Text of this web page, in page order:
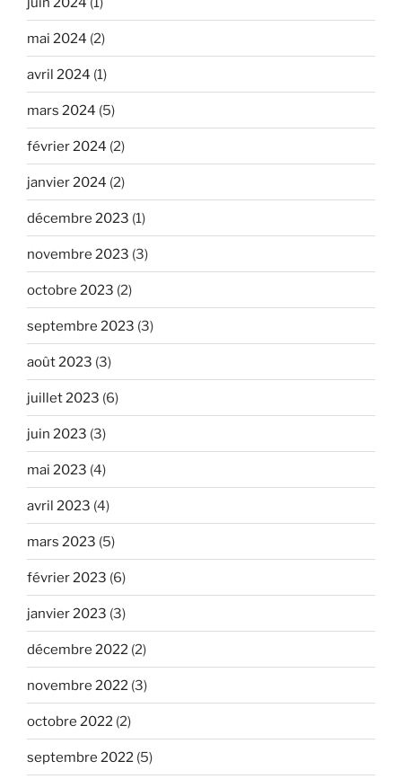
mai 2024 (2)
avril 2024 (1)
mars 2024 (5)
février 2024 (2)
janvier 2024 (2)
décembre 2023 (1)
novembre 2023 (3)
octobre 2023 (2)
septembre 2023 (3)
août 2023 (3)
juillet 2023 (6)
juin 2023 (3)
mai 2023 (4)
avril 2023 (4)
mars 2023 (5)
février 2023 (6)
janvier 2023 (3)
décembre 2022 (2)
novembre 2022 (3)
octobre 2022 (2)
septembre 2022 (5)